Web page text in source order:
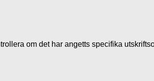
om det har angetts specifika